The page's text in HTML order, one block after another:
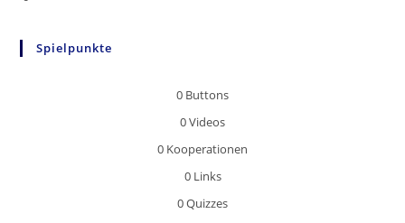
Spielpunkte
0 Buttons
0Videos
0 Kooperationen
0 Links
0Quizzes